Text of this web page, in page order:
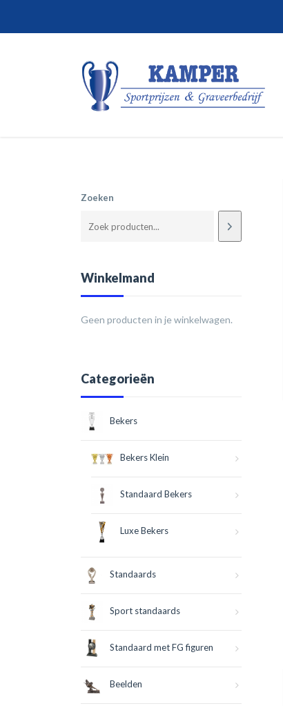
Zoeken
Winkelmand
Geen producten in je winkelwagen.
Categorieën
Bekers
Bekers Klein
Standaard Bekers
Luxe Bekers
Standaards
Sport standaards
Standaard met FG figuren
Beelden